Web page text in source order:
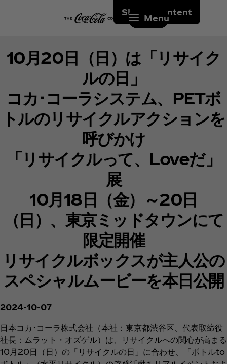
Skip to content
Menu
10月20日（日）は「リサイク
ルの日」
コカ･コーラシステム、PETボ
トルのリサイクルアクションを
呼びかけ
「リサイクルって、Loveだ」
展
10月18日（金）～20日
（日）、東京ミッドタウンにて
限定開催
リサイクルボックスが主人公の
スペシャルムービーを本日公開
2024-10-07
日本コカ･コーラ株式会社（本社：東京都渋谷区、代表取締役
社長：ムラット・オズゲル）は、リサイクルへの関心が高まる
10月20日（日）の「リサイクルの日」に合わせ、「ボトルto